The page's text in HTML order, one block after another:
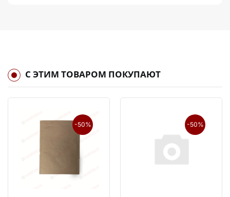
С ЭТИМ ТОВАРОМ ПОКУПАЮТ
-50% -50%